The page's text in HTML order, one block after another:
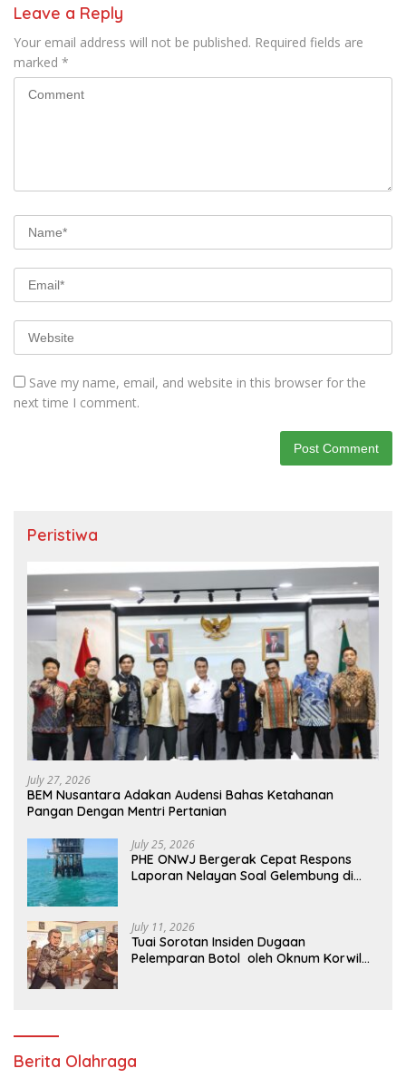
Leave a Reply
Your email address will not be published. Required fields are
marked *
Save my name, email, and website in this browser for the
next time I comment.
Peristiwa
July 27, 2026
BEM Nusantara Adakan Audensi Bahas Ketahanan
Pangan Dengan Mentri Pertanian
July 25, 2026
PHE ONWJ Bergerak Cepat Respons
Laporan Nelayan Soal Gelembung di
July 11, 2026
Tuai Sorotan Insiden Dugaan
Pelemparan Botol oleh Oknum Korwil
Berita Olahraga